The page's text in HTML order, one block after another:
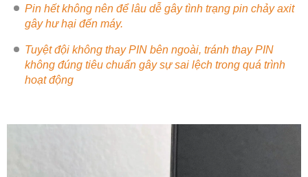
Pin hết không nên để lâu dễ gây tình trạng pin chảy axit
gây hư hại đến máy.
Tuyệt đội không thay PIN bên ngoài, tránh thay PIN
không đúng tiêu chuẩn gây sự sai lệch trong quá trình
hoạt động